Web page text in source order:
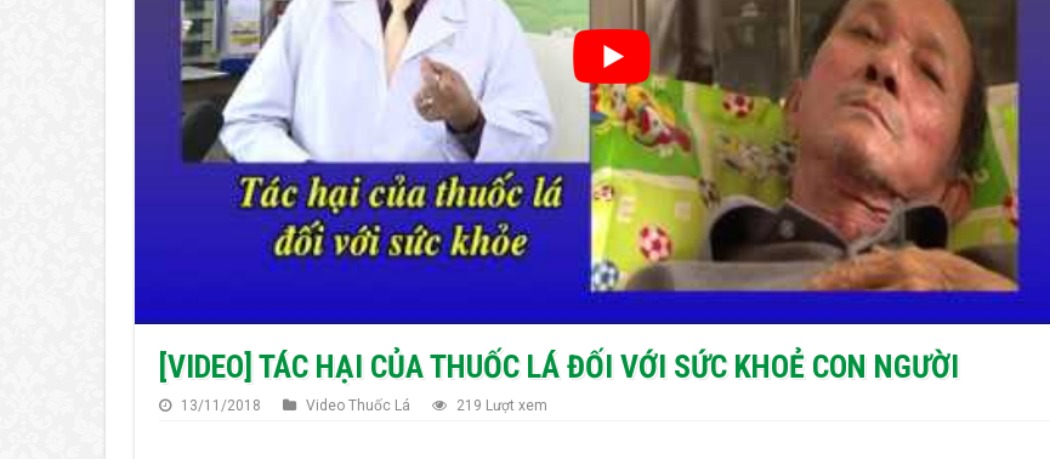
Vitamin E giúp cơ thể hồi phục sau khi cai thuốc lá
Nhiều nước trong EU cấm hút thuốc lá ở nơi công cộng ( Phần 2)
[VIDEO] TÁC HẠI CỦA THUỐC LÁ ĐỐI VỚI SỨC KHOẺ CON NGƯỜI
13/11/2018 Video Thuốc Lá 219 Lượt xem